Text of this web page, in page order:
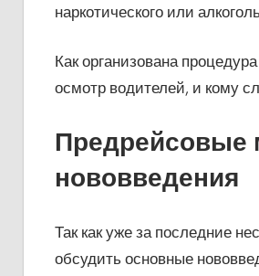
наркотического или
Как организована
осмотр водителей, и кому
Предрейсовые
нововведения
Так как уже за последние
обсудить основные